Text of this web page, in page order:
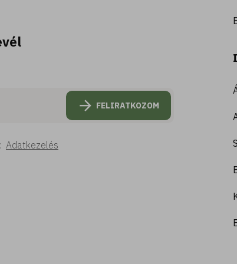
FELIRATKOZOM
Adatkezelés